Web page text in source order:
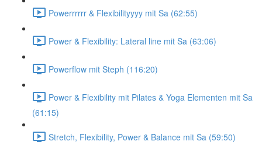
Powerrrrrr & Flexibilityyyy mit Sa (62:55)
Power & Flexibility: Lateral line mit Sa (63:06)
Powerflow mit Steph (116:20)
Power & Flexibility mit Pilates & Yoga Elementen mit Sa
(61:15)
Stretch, Flexibility, Power & Balance mit Sa (59:50)